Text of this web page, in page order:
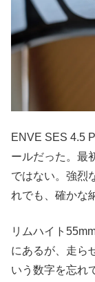
ENVE SES 4.5
ールだった。最
ではない。強烈
れでも、確かな
リムハイト
にあるが、走ら
いう数字を忘れ